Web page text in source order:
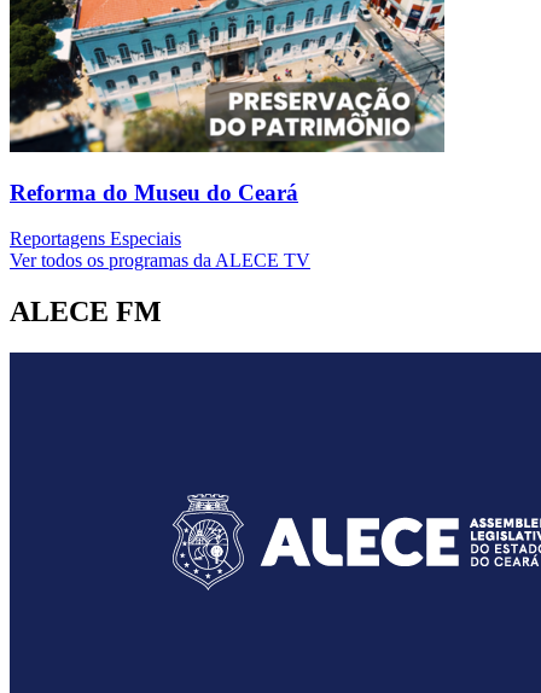
Reforma do Museu do Ceará
Reportagens Especiais
Ver todos os programas da ALECE TV
ALECE FM